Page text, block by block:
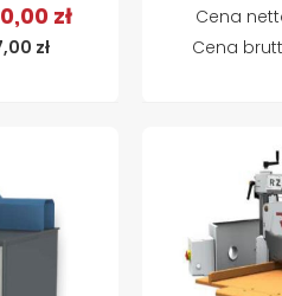
zł
zł